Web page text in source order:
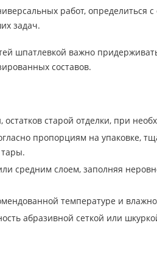
работ,
задач.
шпатлевкой важно
составов.
старой отделки, при
пропорциям на упаковке,
средним слоем, заполняя
температуре и
абразивной сеткой или